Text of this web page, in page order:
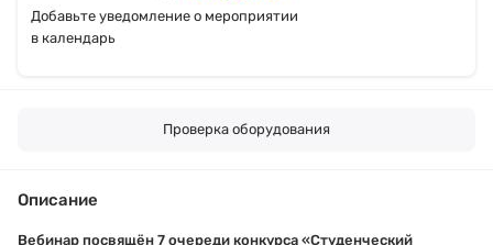
Добавьте уведомление о мероприятии
в календарь
Проверка оборудования
Описание
Вебинар посвящён 7 очереди конкурса «Студенческий